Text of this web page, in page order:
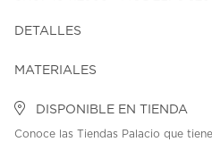
DETALLES
MATERIALES
DISPONIBLE EN TIENDA
Conoce las Tiendas Palacio que